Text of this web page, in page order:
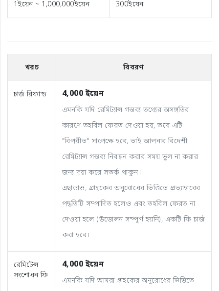
1ইয়েন ~ 1,000,000ইয়েন 300ইয়েন
খরচ বিবরণ
চার্জ রিফান্ড 4,000 ইয়েন
এমনকি যদি রেমিট্যান্স গন্তব্য তথ্যের অসঙ্গতির
কারণে তহবিল ফেরত দেওয়া হয়, তবে এটি
"বিপরীত" সাপেক্ষে হবে, তাই আপনার বিদেশী
রেমিট্যান্স গন্তব্য নিবন্ধন করার সময় ভুল না করার
জন্য দয়া করে সতর্ক থাকুন।
এছাড়াও, গ্রাহকের অনুরোধের ভিত্তিতে প্রত্যাহারের
পদ্ধতিটি সম্পাদিত হলেও এবং তহবিল ফেরত না
দেওয়া হলে (উত্তোলন সম্পূর্ণ হয়নি), একটি ফি চার্জ
করা হবে।
রেমিটেন্স
সংশোধন ফি
4,000 ইয়েন
এমনকি যদি আমরা গ্রাহকের অনুরোধের ভিত্তিতে